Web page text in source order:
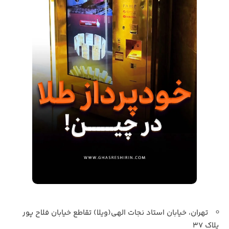
تهران، خیابان استاد نجات الهی(ویلا) تقاطع خیابان فلاح پور
پلاک 37